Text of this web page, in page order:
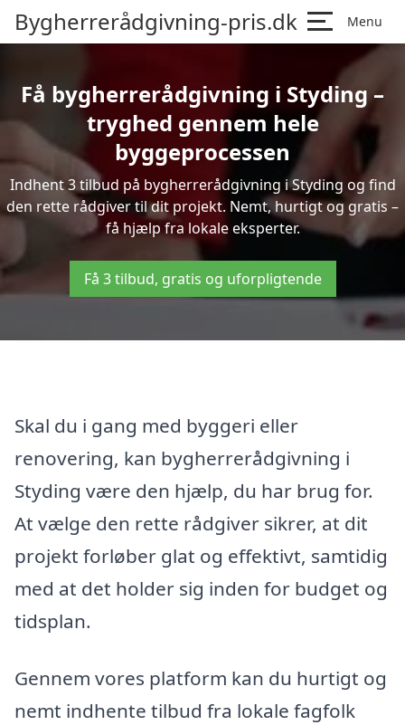
Bygherrerådgivning-pris.dk Menu
Få bygherrerådgivning i Styding –
tryghed gennem hele
byggeprocessen
Indhent 3 tilbud på bygherrerådgivning i Styding og find
den rette rådgiver til dit projekt. Nemt, hurtigt og gratis –
få hjælp fra lokale eksperter.
Få 3 tilbud, gratis og uforpligtende
Skal du i gang med byggeri eller
renovering, kan bygherrerådgivning i
Styding være den hjælp, du har brug for.
At vælge den rette rådgiver sikrer, at dit
projekt forløber glat og effektivt, samtidig
med at det holder sig inden for budget og
tidsplan.
Gennem vores platform kan du hurtigt og
nemt indhente tilbud fra lokale fagfolk